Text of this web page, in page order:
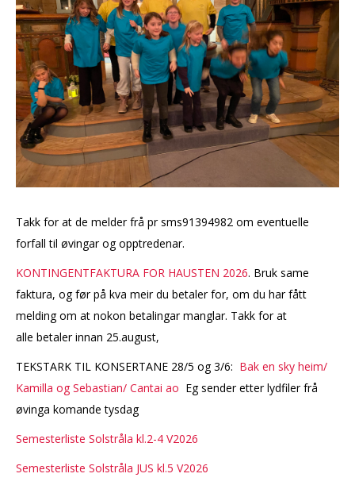
Takk for at de melder frå pr sms91394982 om eventuelle
forfall til øvingar og opptredenar.
KONTINGENTFAKTURA FOR HAUSTEN 2026. Bruk same
faktura, og før på kva meir du betaler for, om du har fått
melding om at nokon betalingar manglar. Takk for at
alle betaler innan 25.august,
TEKSTARK TIL KONSERTANE 28/5 og 3/6: Bak en sky heim/
Kamilla og Sebastian/ Cantai ao Eg sender etter lydfiler frå
øvinga komande tysdag
Semesterliste Solstråla kl.2-4 V2026
Semesterliste Solstråla JUS kl.5 V2026